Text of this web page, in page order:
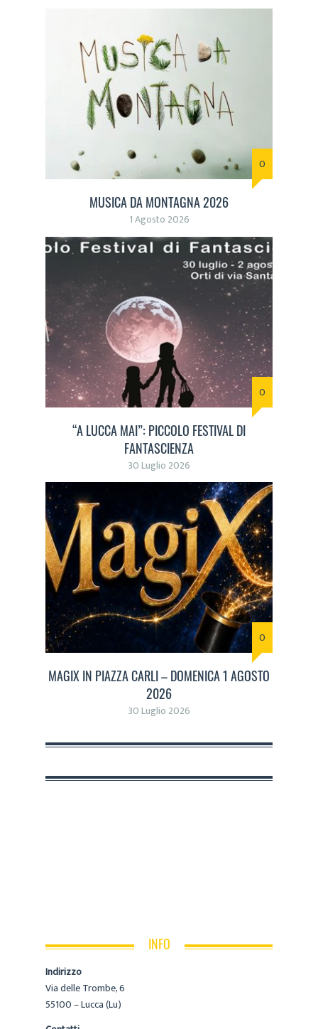
0
MUSICA DA MONTAGNA 2026
1 Agosto 2026
0
“A LUCCA MAI”: PICCOLO FESTIVAL DI
FANTASCIENZA
30 Luglio 2026
0
MAGIX IN PIAZZA CARLI – DOMENICA 1 AGOSTO
2026
30 Luglio 2026
INFO
Indirizzo
Via delle Trombe, 6
55100 – Lucca (Lu)